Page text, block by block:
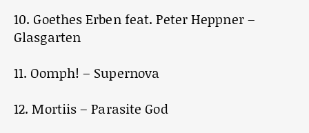
10. Goethes Erben feat. Peter Heppner –
Glasgarten
11. Oomph! – Supernova
12. Mortiis – Parasite God